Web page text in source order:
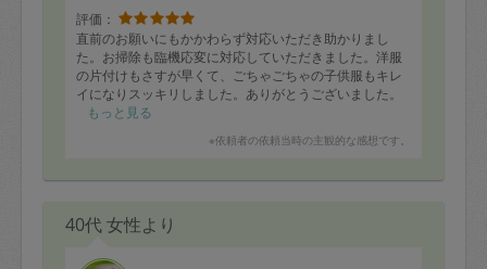
評価：
直前のお願いにもかかわらず対応いただき助かりまし
た。お掃除も臨機応変に対応していただきました。洋服
の片付けもさすが早くて、ごちゃごちゃの子供服もキレ
イになりスッキリしました。ありがとうございました。
もっと見る
※依頼者の依頼当時の主観的な感想です。
40代 女性より